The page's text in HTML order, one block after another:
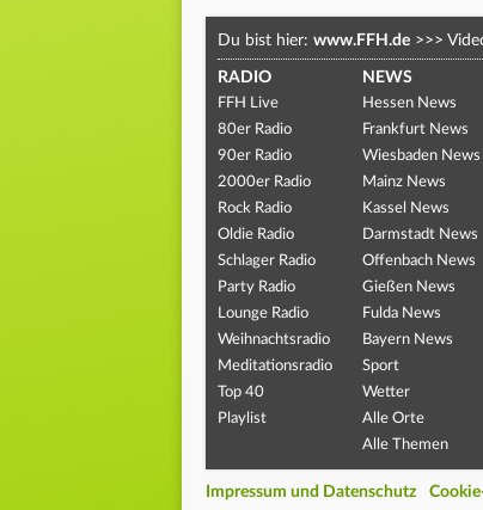
Du bist hier: www.FFH.de >>>
RADIO
FFH Live
80er Radio
90er Radio
2000er Radio
Rock Radio
Oldie Radio
Schlager Radio
Party Radio
Lounge Radio
Weihnachtsradio
Meditationsradio
Top 40
Playlist
NEWS
Hessen News
Frankfurt News
Wiesbaden News
Mainz News
Kassel News
Darmstadt News
Offenbach News
Gießen News
Fulda News
Bayern News
Sport
Wetter
Alle Orte
Alle Themen
Impressum und Datenschutz